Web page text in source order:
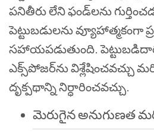
పనితీరు లేని ఫండ్‌లను
పెట్టుబడులను
సహాయపడుతుంది.
ఎక్స్‌పోజర్‌ను విశ్లేషించవచ్చు
దృక్పథాన్ని నిర్ధారించవచ్చు.
మెరుగైన అనుగుణత